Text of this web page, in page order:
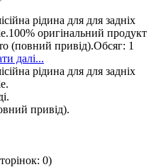
рідина для для задніх
оригінальний продукт
(повний привід).Обсяг: 1
далі...
рідина для для задніх
привід).
0)